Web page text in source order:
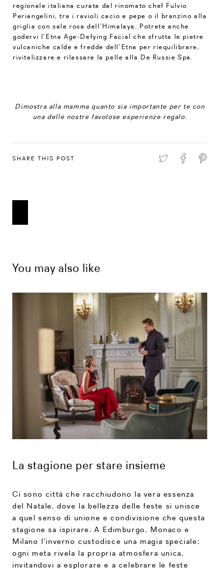
regionale italiana curata dal rinomato chef Fulvio
Periangelini, tra i ravioli cacio e pepe o il branzino alla
griglia con sale rosa dell’Himalaya. Potrete anche
godervi l’Etna Age-Defying Facial che sfrutta le pietre
vulcaniche calde e fredde dell’Etna per riequilibrare,
rivitalizzare e rilassare la pelle alla De Russie Spa.
Dimostra alla mamma quanto sia importante per te con
una delle nostre favolose esperienze regalo.
SHARE THIS POST
You may also like
La stagione per stare insieme
Ci sono città che racchiudono la vera essenza
del Natale, dove la bellezza delle feste si unisce
a quel senso di unione e condivisione che questa
stagione sa ispirare. A Edimburgo, Monaco e
Milano l’inverno custodisce una magia speciale:
ogni meta rivela la propria atmosfera unica,
invitandovi a esplorare e a celebrare le feste